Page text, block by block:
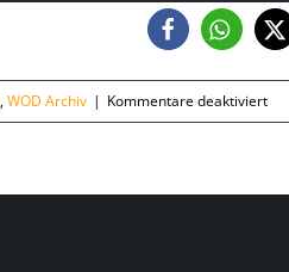
,WOD Archiv | Kommentare deaktiviertfür